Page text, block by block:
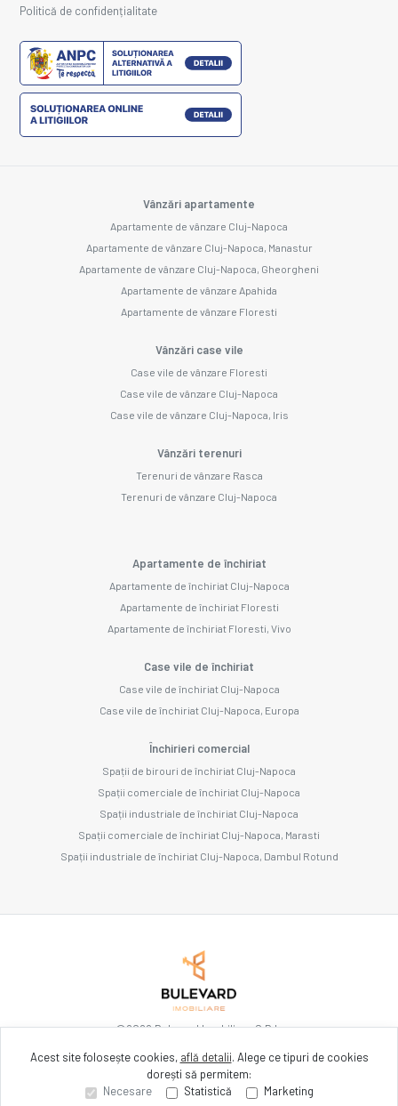
Politică de confidențialitate
Vânzări apartamente
Apartamente de vânzare Cluj-Napoca
Apartamente de vânzare Cluj-Napoca, Manastur
Apartamente de vânzare Cluj-Napoca, Gheorgheni
Apartamente de vânzare Apahida
Apartamente de vânzare Floresti
Vânzări case vile
Case vile de vânzare Floresti
Case vile de vânzare Cluj-Napoca
Case vile de vânzare Cluj-Napoca, Iris
Vânzări terenuri
Terenuri de vânzare Rasca
Terenuri de vânzare Cluj-Napoca
Apartamente de închiriat
Apartamente de închiriat Cluj-Napoca
Apartamente de închiriat Floresti
Apartamente de închiriat Floresti, Vivo
Case vile de închiriat
Case vile de închiriat Cluj-Napoca
Case vile de închiriat Cluj-Napoca, Europa
Închirieri comercial
Spații de birouri de închiriat Cluj-Napoca
Spații comerciale de închiriat Cluj-Napoca
Spații industriale de închiriat Cluj-Napoca
Spații comerciale de închiriat Cluj-Napoca, Marasti
Spații industriale de închiriat Cluj-Napoca, Dambul Rotund
©2026Bulevard Imobiliare S.R.L.
Site creat în
Acest site folosește cookies, află detalii. Alege ce tipuri de cookies
dorești să permitem:
Necesare
Statistică Marketing